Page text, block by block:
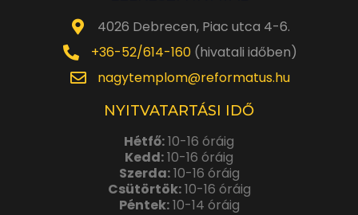
4026 Debrecen, Piac utca 4-6.
+36-52/614-160(hivatali időben)
nagytemplom@reformatus.hu
NYITVATARTÁSI IDŐ
Hétfő:10-16 óráig
Kedd:10-16 óráig
Szerda:10-16 óráig
Csütörtök:10-16 óráig
Péntek:10-14 óráig